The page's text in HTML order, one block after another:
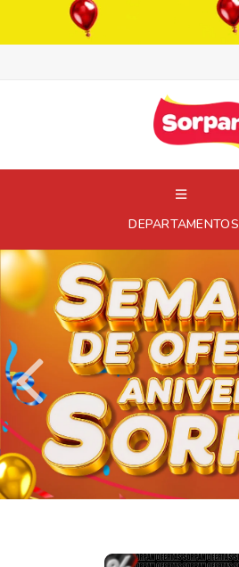
DEPARTAMENTOS